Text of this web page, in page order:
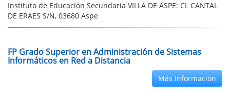
Instituto de Educación Secundaria VILLA DE ASPE: CL CANTAL
DE ERAES S/N, 03680 Aspe
FP Grado Superior en Administración de Sistemas
Informáticos en Red a Distancia
Más Información